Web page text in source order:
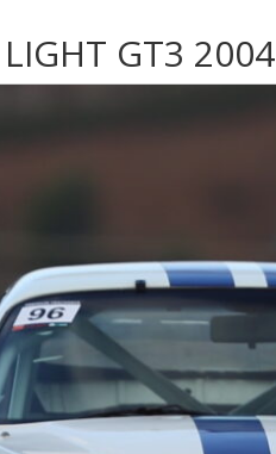
GT3 2004